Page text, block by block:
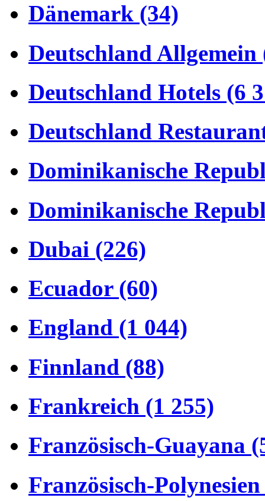
Dänemark (34)
Deutschland Allgemein
Deutschland Hotels (6
Deutschland
Dominikanische
Dominikanische
Dubai (226)
Ecuador (60)
England (1 044)
Finnland (88)
Frankreich (1 255)
Französisch-Guayana
Französisch-